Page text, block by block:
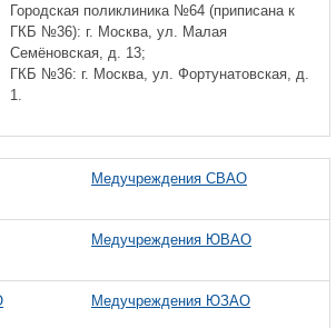
Городская поликлиника №64 (приписана к
ГКБ №36): г. Москва, ул. Малая
Семёновская, д. 13;
ГКБ №36: г. Москва, ул. Фортунатовская, д.
1.
Медучреждения СВАО
Медучреждения ЮВАО
Медучреждения ЮЗАО